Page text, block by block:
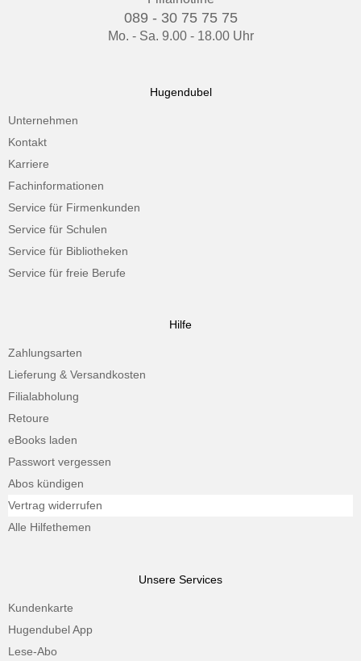
089 - 30 75 75 75
Mo. - Sa. 9.00 - 18.00 Uhr
Hugendubel
Unternehmen
Kontakt
Karriere
Fachinformationen
Service für Firmenkunden
Service für Schulen
Service für Bibliotheken
Service für freie Berufe
Hilfe
Zahlungsarten
Lieferung & Versandkosten
Filialabholung
Retoure
eBooks laden
Passwort vergessen
Abos kündigen
Vertrag widerrufen
Alle Hilfethemen
Unsere Services
Kundenkarte
Hugendubel App
Lese-Abo